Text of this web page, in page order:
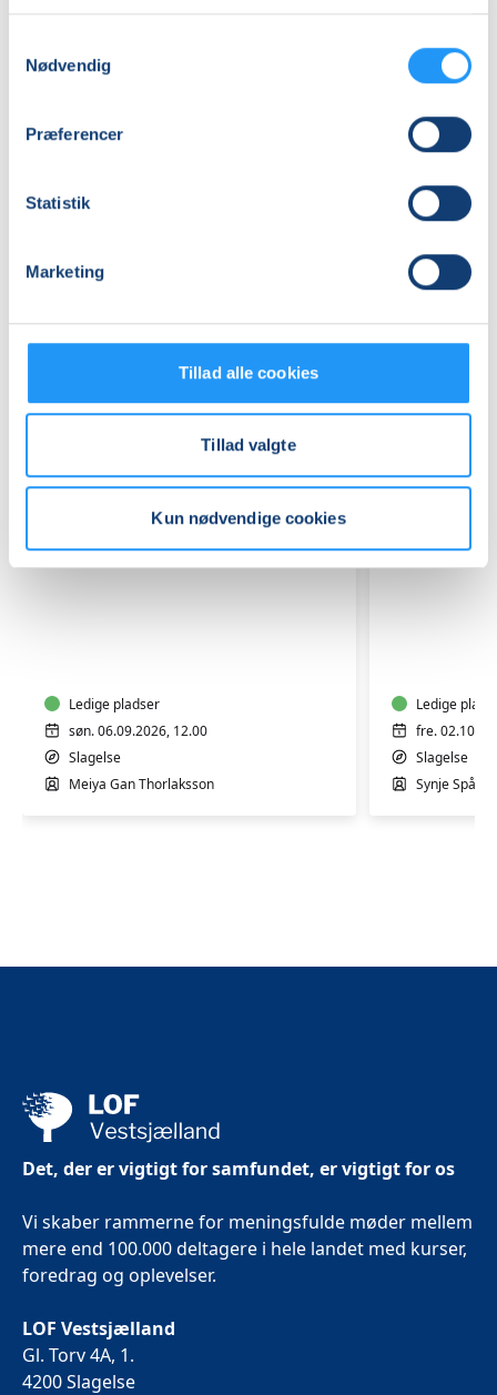
Nødvendig
Præferencer
Statistik
Marketing
Tillad alle cookies
Tillad valgte
Kun nødvendige cookies
sojabønner
til
tallerken
Ledige pladser
søn. 06.09.2026, 12.00
Slagelse
Meiya Gan Thorlaksson
varmt
vand
for
gravide
Ledige
fre.
Slagelse
Synje
Det, der er vigtigt for samfundet, er vigtigt for os
Vi skaber rammerne for meningsfulde møder mellem
mere end 100.000 deltagere i hele landet med kurser,
foredrag og oplevelser.
LOF Vestsjælland
Gl. Torv 4A, 1.
4200 Slagelse